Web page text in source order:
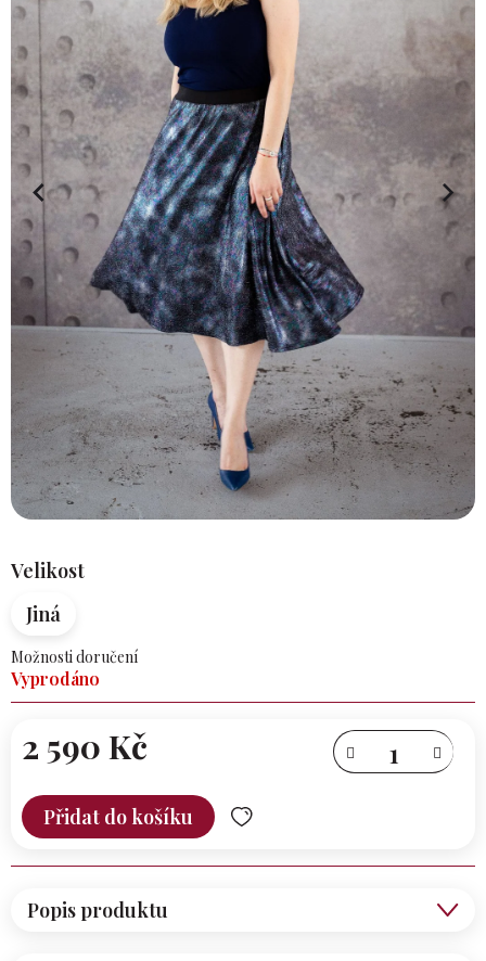
Velikost
Jiná
Možnosti doručení
Vyprodáno
2 590 Kč
cena:
Přidat do košíku
Popis produktu